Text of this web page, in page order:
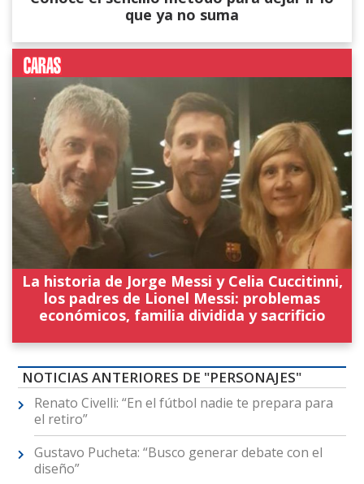
que ya no suma
La historia de Jorge Messi y Celia Cuccitinni,
los padres de Lionel Messi: problemas
económicos, familia dividida y sacrificio
NOTICIAS ANTERIORES DE "PERSONAJES"
Renato Civelli: “En el fútbol nadie te prepara para
el retiro”
Gustavo Pucheta: “Busco generar debate con el
diseño”